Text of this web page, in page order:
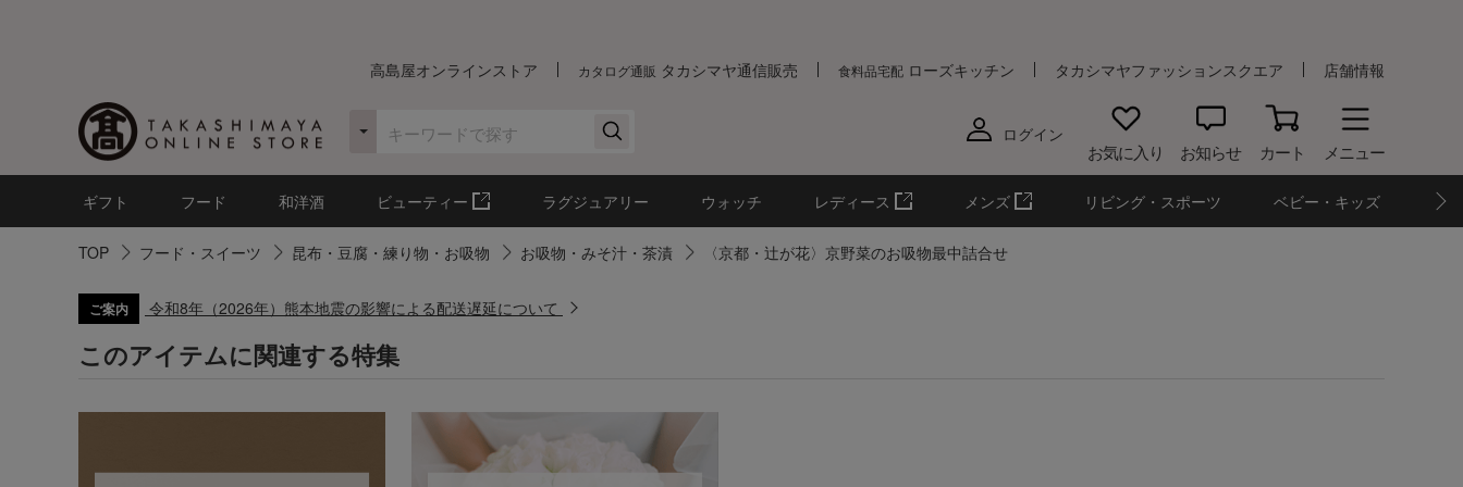
高島屋オンラインストア カタログ通販 タカシマヤ通信販売 食料品宅配 ローズキッチン タカシマヤファッションスクエア 店舗情報
ログイン
お気に入り お知らせ カート メニュー
ギフト フード 和洋酒 ビューティー ラグジュアリー ウォッチ レディース メンズ リビング・スポーツ ベビー・キッズ
TOP フード・スイーツ 昆布・豆腐・練り物・お吸物 お吸物・みそ汁・茶漬 〈京都・辻が花〉京野菜のお吸物最中詰合せ
ご案内 令和8年（2026年）熊本地震の影響による配送遅延について
このアイテムに関連する特集